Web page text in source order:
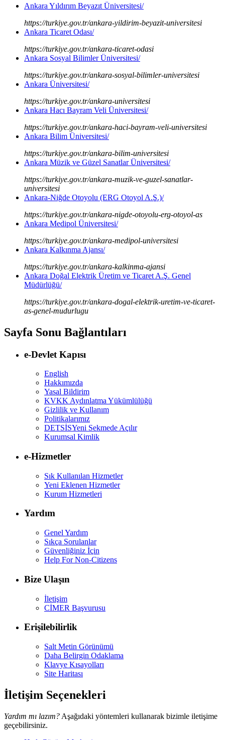
Ankara Yıldırım Beyazıt Üniversitesi/
https://turkiye.gov.tr/ankara-yildirim-beyazit-universitesi
Ankara Ticaret Odası/
https://turkiye.gov.tr/ankara-ticaret-odasi
Ankara Sosyal Bilimler Üniversitesi/
https://turkiye.gov.tr/ankara-sosyal-bilimler-universitesi
Ankara Üniversitesi/
https://turkiye.gov.tr/ankara-universitesi
Ankara Hacı Bayram Veli Üniversitesi/
https://turkiye.gov.tr/ankara-haci-bayram-veli-universitesi
Ankara Bilim Üniversitesi/
https://turkiye.gov.tr/ankara-bilim-universitesi
Ankara Müzik ve Güzel Sanatlar Üniversitesi/
https://turkiye.gov.tr/ankara-muzik-ve-guzel-sanatlar-
universitesi
Ankara-Niğde Otoyolu (ERG Otoyol A.Ş.)/
https://turkiye.gov.tr/ankara-nigde-otoyolu-erg-otoyol-as
Ankara Medipol Üniversitesi/
https://turkiye.gov.tr/ankara-medipol-universitesi
Ankara Kalkınma Ajansı/
https://turkiye.gov.tr/ankara-kalkinma-ajansi
Ankara Doğal Elektrik Üretim ve Ticaret A.Ş. Genel
Müdürlüğü/
https://turkiye.gov.tr/ankara-dogal-elektrik-uretim-ve-ticaret-
as-genel-mudurlugu
Sayfa Sonu Bağlantıları
e-Devlet Kapısı
English
Hakkımızda
Yasal Bildirim
KVKK Aydınlatma Yükümlülüğü
Gizlilik ve Kullanım
Politikalarımız
DETSİSYeni Sekmede Açılır
Kurumsal Kimlik
e-Hizmetler
Sık Kullanılan Hizmetler
Yeni Eklenen Hizmetler
Kurum Hizmetleri
Yardım
Genel Yardım
Sıkça Sorulanlar
Güvenliğiniz İçin
Help For Non-Citizens
Bize Ulaşın
İletişim
CİMER Başvurusu
Erişilebilirlik
Salt Metin Görünümü
Daha Belirgin Odaklama
Klavye Kısayolları
Site Haritası
İletişim Seçenekleri
Yardım mı lazım? Aşağıdaki yöntemleri kullanarak bizimle iletişime
geçebilirsiniz.